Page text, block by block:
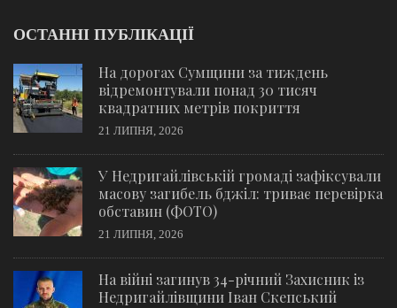
ОСТАННІ ПУБЛІКАЦІЇ
На дорогах Сумщини за тиждень
відремонтували понад 30 тисяч
квадратних метрів покриття
21 ЛИПНЯ, 2026
У Недригайлівській громаді зафіксували
масову загибель бджіл: триває перевірка
обставин (ФОТО)
21 ЛИПНЯ, 2026
На війні загинув 34-річний Захисник із
Недригайлівщини Іван Скепський